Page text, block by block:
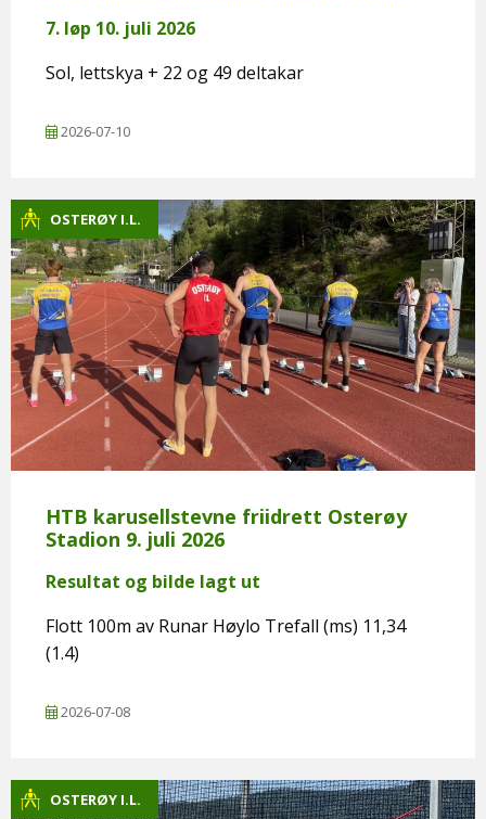
7. løp 10. juli 2026
Sol, lettskya + 22 og 49 deltakar
2026-07-10
OSTERØY I.L.
HTB karusellstevne friidrett Osterøy
Stadion 9. juli 2026
Resultat og bilde lagt ut
Flott 100m av Runar Høylo Trefall (ms) 11,34
(1.4)
2026-07-08
OSTERØY I.L.